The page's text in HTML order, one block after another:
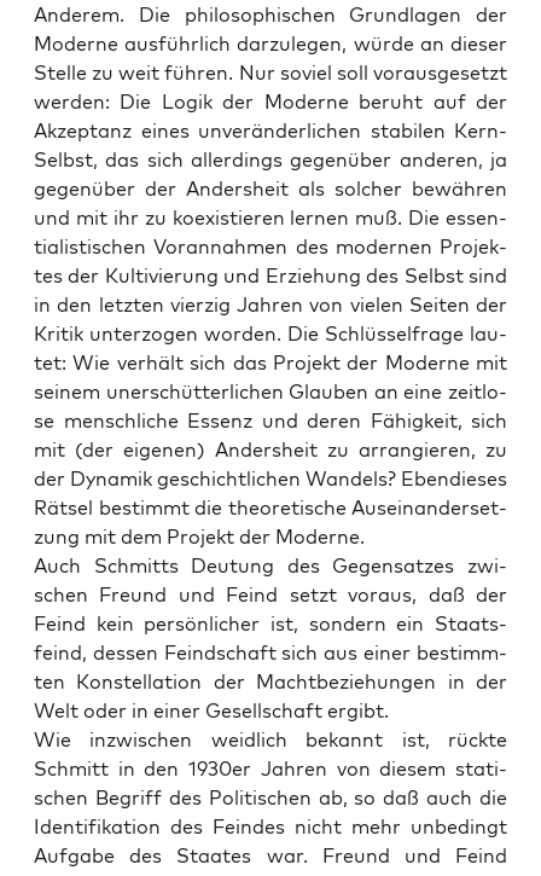
Ande­rem. Die phi­lo­so­phi­schen Grund­la­gen der
Moder­ne aus­führ­lich dar­zu­le­gen, wür­de an die­ser
Stel­le zu weit füh­ren. Nur soviel soll vor­aus­ge­setzt
wer­den: Die Logik der Moder­ne beruht auf der
Akzep­tanz eines unver­än­der­li­chen sta­bi­len Kern-
Selbst, das sich aller­dings gegen­über ande­ren, ja
gegen­über der Anders­heit als sol­cher bewäh­ren
und mit ihr zu koexis­tie­ren ler­nen muß. Die essen­
tia­lis­ti­schen Vor­an­nah­men des moder­nen Pro­jek­
tes der Kul­ti­vie­rung und Erzie­hung des Selbst sind
in den letz­ten vier­zig Jah­ren von vie­len Sei­ten der
Kri­tik unter­zo­gen wor­den. Die Schlüs­sel­fra­ge lau­
tet: Wie ver­hält sich das Pro­jekt der Moder­ne mit
sei­nem uner­schüt­ter­li­chen Glau­ben an eine zeit­lo­
se mensch­li­che Essenz und deren Fähig­keit, sich
mit (der eige­nen) Anders­heit zu arran­gie­ren, zu
der Dyna­mik geschicht­li­chen Wan­dels? Eben­die­ses
Rät­sel bestimmt die theo­re­ti­sche Aus­ein­an­der­set­
zung mit dem Pro­jekt der Moderne.
Auch Schmitts Deu­tung des Gegen­sat­zes zwi­
schen Freund und Feind setzt vor­aus, daß der
Feind kein per­sön­li­cher ist, son­dern ein Staats­
feind, des­sen Feind­schaft sich aus einer bestimm­
ten Kon­stel­la­ti­on der Macht­be­zie­hun­gen in der
Welt oder in einer Gesell­schaft ergibt.
Wie inzwi­schen weid­lich bekannt ist, rück­te
Schmitt in den 1930er Jah­ren von die­sem sta­ti­
schen Begriff des Poli­ti­schen ab, so daß auch die
Iden­ti­fi­ka­ti­on des Fein­des nicht mehr unbe­dingt
Auf­ga­be des Staa­tes war. Freund und Feind